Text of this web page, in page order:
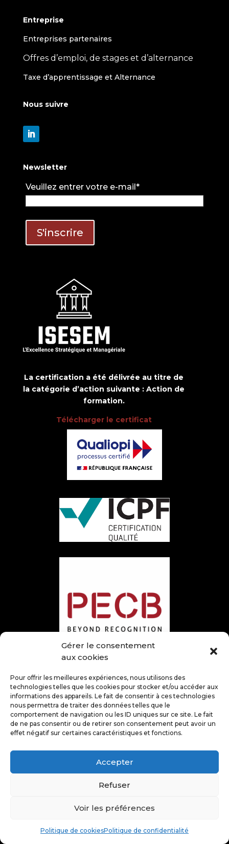
Gérer le consentement
aux cookies
Pour offrir les meilleures expériences, nous utilisons des
technologies telles que les cookies pour stocker et/ou accéder aux
informations des appareils. Le fait de consentir à ces technologies
nous permettra de traiter des données telles que le
comportement de navigation ou les ID uniques sur ce site. Le fait
de ne pas consentir ou de retirer son consentement peut avoir un
effet négatif sur certaines caractéristiques et fonctions.
Accepter
Refuser
Voir les préférences
Politique de cookiesPolitique de confidentialité
Entreprise
Entreprises partenaires
Offres d’emploi, de stages et d’alternance
Taxe d’apprentissage et Alternance
Nous suivre
Newsletter
Veuillez entrer votre e-mail*
La certification a été délivrée au titre de
la catégorie d’action suivante : Action de
formation.
Télécharger le certificat